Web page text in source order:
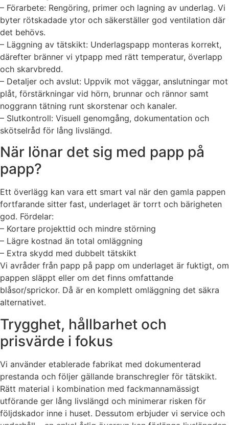
– Förarbete: Rengöring, primer och lagning av underlag. Vi
byter rötskadade ytor och säkerställer god ventilation där
det behövs.
– Läggning av tätskikt: Underlagspapp monteras korrekt,
därefter bränner vi ytpapp med rätt temperatur, överlapp
och skarvbredd.
– Detaljer och avslut: Uppvik mot väggar, anslutningar mot
plåt, förstärkningar vid hörn, brunnar och rännor samt
noggrann tätning runt skorstenar och kanaler.
– Slutkontroll: Visuell genomgång, dokumentation och
skötselråd för lång livslängd.
När lönar det sig med papp på
papp?
Ett överlägg kan vara ett smart val när den gamla pappen
fortfarande sitter fast, underlaget är torrt och bärigheten
god. Fördelar:
– Kortare projekttid och mindre störning
– Lägre kostnad än total omläggning
– Extra skydd med dubbelt tätskikt
Vi avråder från papp på papp om underlaget är fuktigt, om
pappen släppt eller om det finns omfattande
blåsor/sprickor. Då är en komplett omläggning det säkra
alternativet.
Trygghet, hållbarhet och
prisvärde i fokus
Vi använder etablerade fabrikat med dokumenterad
prestanda och följer gällande branschregler för tätskikt.
Rätt material i kombination med fackmannamässigt
utförande ger lång livslängd och minimerar risken för
följdskador inne i huset. Dessutom erbjuder vi service och